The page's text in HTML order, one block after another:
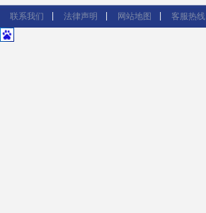
联系我们 法律声明 网站地图 客服热线